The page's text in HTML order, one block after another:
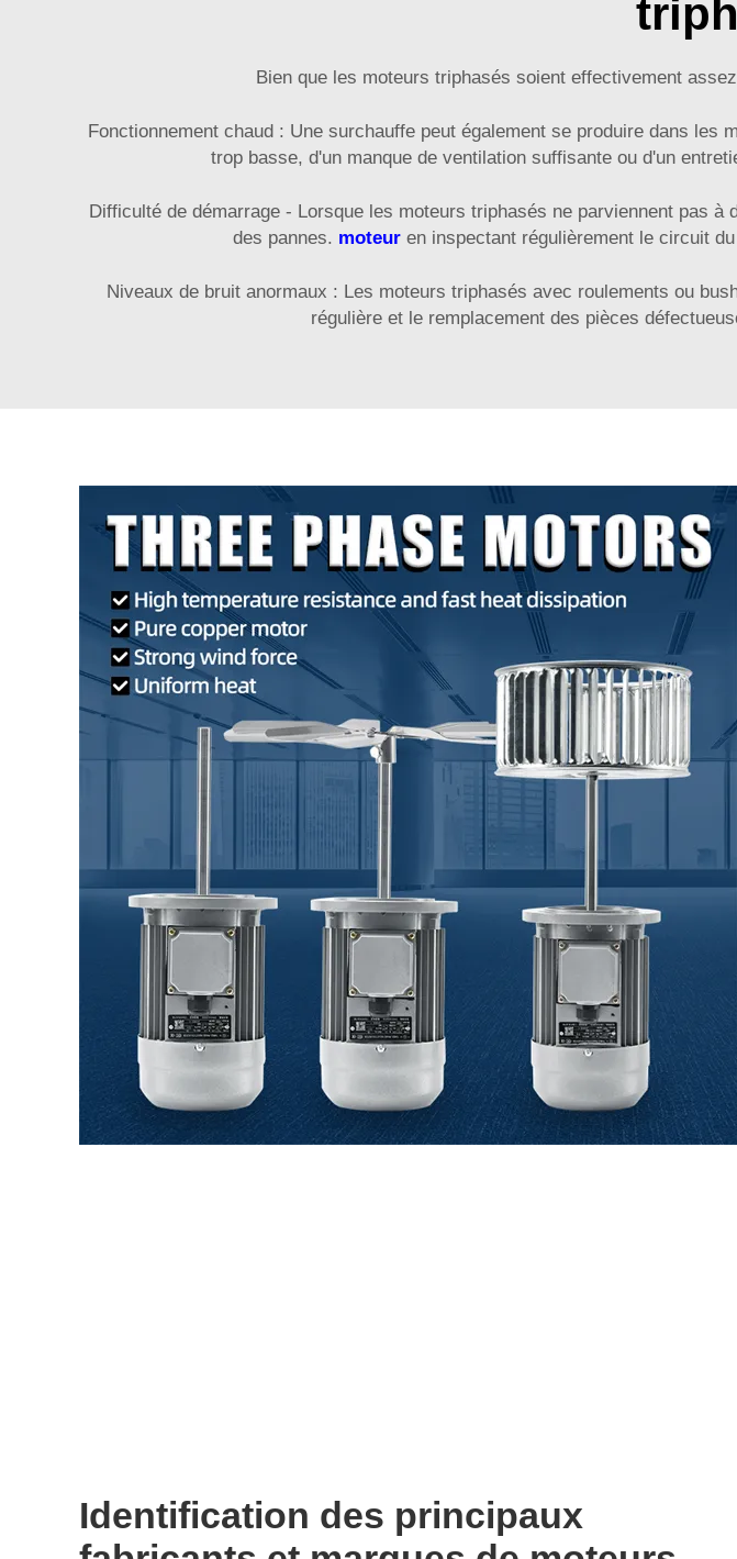
Bien que les moteurs triphasés soient effectivement
Fonctionnement chaud : Une surchauffe peut également se produire dans
trop basse, d'un manque de ventilation suffisante ou d'un
Difficulté de démarrage - Lorsque les moteurs triphasés ne parviennent pas
des pannes. moteur en inspectant régulièrement le circuit
Niveaux de bruit anormaux : Les moteurs triphasés avec roulements ou
régulière et le remplacement des pièces
Identification des principaux